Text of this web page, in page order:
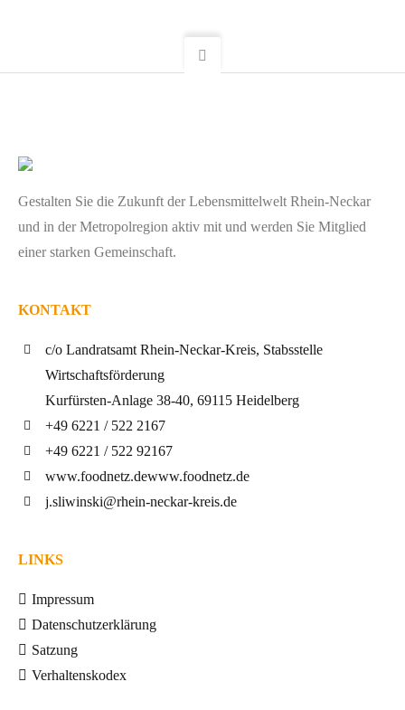
Gestalten Sie die Zukunft der Lebensmittelwelt Rhein-Neckar
und in der Metropolregion aktiv mit und werden Sie Mitglied
einer starken Gemeinschaft.
KONTAKT
c/o Landratsamt Rhein-Neckar-Kreis, Stabsstelle
Wirtschaftsförderung
Kurfürsten-Anlage 38-40, 69115 Heidelberg
+49 6221 / 522 2167
+49 6221 / 522 92167
www.foodnetz.dewww.foodnetz.de
j.sliwinski@rhein-neckar-kreis.de
LINKS
Impressum
Datenschutzerklärung
Satzung
Verhaltenskodex